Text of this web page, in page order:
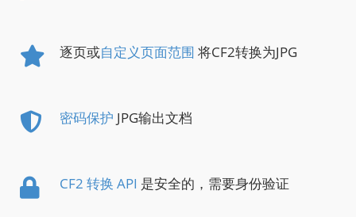
逐页或自定义页面范围 将CF2转换为JPG
密码保护 JPG输出文档
CF2 转换 API 是安全的，需要身份验证